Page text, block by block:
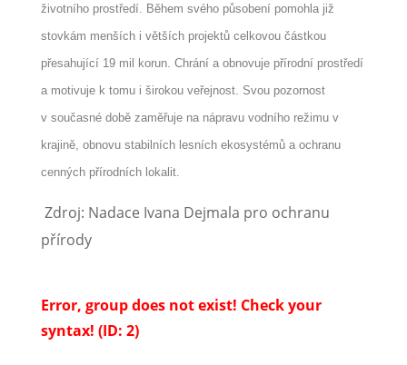
životního prostředí. Během svého působení pomohla již
stovkám menších i větších projektů celkovou částkou
přesahující 19 mil korun. Chrání a obnovuje přírodní prostředí
a motivuje k tomu i širokou veřejnost. Svou pozornost
v současné době zaměřuje na nápravu vodního režimu v
krajině, obnovu stabilních lesních ekosystémů a ochranu
cenných přírodních lokalit.
Zdroj: Nadace Ivana Dejmala pro ochranu
přírody
Error, group does not exist! Check your
syntax! (ID: 2)